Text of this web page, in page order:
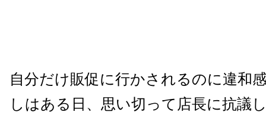
自分だけ販促に行かされるのに違和
しはある日、思い切って店長に抗議